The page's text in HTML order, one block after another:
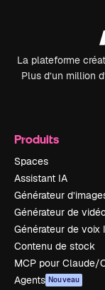
La plateforme
Plus d’un million
Produits
Spaces
Assistant IA
Générateur
Générateur de
Générateur de voix
Contenu de stock
MCP pour Claude/
Agents Nouveau